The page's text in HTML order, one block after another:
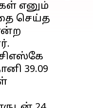
எனும்
செய்த
39.09